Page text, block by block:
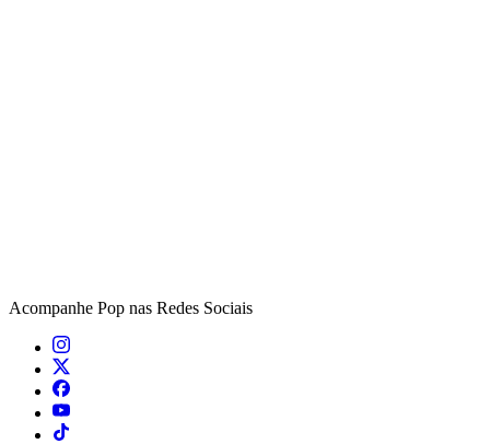
Acompanhe Pop nas Redes Sociais